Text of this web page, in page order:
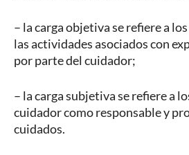
– la carga objetiva se refiere a
las actividades asociados con
por parte del cuidador;
– la carga subjetiva se refiere a
cuidador como responsable y
cuidados.